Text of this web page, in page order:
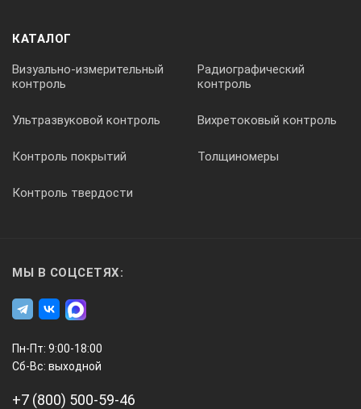
КАТАЛОГ
Визуально-измерительный
контроль
Радиографический
контроль
Ультразвуковой контроль Вихретоковый контроль
Контроль покрытий Толщиномеры
Контроль твердости
МЫ В СОЦСЕТЯХ:
Пн-Пт: 9:00-18:00
Сб-Вс: выходной
+7 (800) 500-59-46